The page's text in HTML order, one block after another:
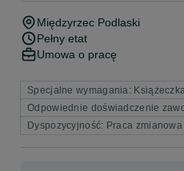
Międzyrzec Podlaski
Pełny etat
Umowa o pracę
Specjalne wymagania:
Odpowiednie doświadczenie
Dyspozycyjność: Praca zmianowa